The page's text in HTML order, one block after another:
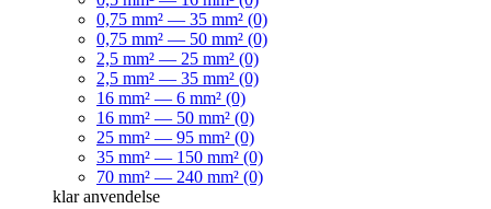
0,75 mm² — 35 mm² (0)
0,75 mm² — 50 mm² (0)
2,5 mm² — 25 mm² (0)
2,5 mm² — 35 mm² (0)
16 mm² — 6 mm² (0)
16 mm² — 50 mm² (0)
25 mm² — 95 mm² (0)
35 mm² — 150 mm² (0)
70 mm² — 240 mm² (0)
klar anvendelse